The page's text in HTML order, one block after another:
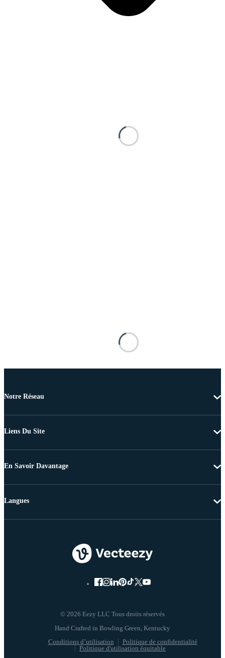
Notre Réseau
Liens Du Site
En Savoir Davantage
© 2026 Eezy LLC Tous droits réservés
Conditions d’utilisation
Politique de confidentialité
Politique d'utilisation équitable
Langues